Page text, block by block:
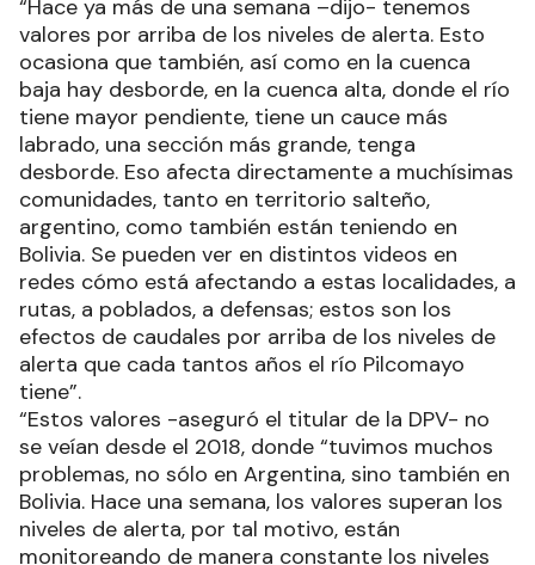
“Hace ya más de una semana –dijo- tenemos
valores por arriba de los niveles de alerta. Esto
ocasiona que también, así como en la cuenca
baja hay desborde, en la cuenca alta, donde el río
tiene mayor pendiente, tiene un cauce más
labrado, una sección más grande, tenga
desborde. Eso afecta directamente a muchísimas
comunidades, tanto en territorio salteño,
argentino, como también están teniendo en
Bolivia. Se pueden ver en distintos videos en
redes cómo está afectando a estas localidades, a
rutas, a poblados, a defensas; estos son los
efectos de caudales por arriba de los niveles de
alerta que cada tantos años el río Pilcomayo
tiene”.
“Estos valores -aseguró el titular de la DPV- no
se veían desde el 2018, donde “tuvimos muchos
problemas, no sólo en Argentina, sino también en
Bolivia. Hace una semana, los valores superan los
niveles de alerta, por tal motivo, están
monitoreando de manera constante los niveles